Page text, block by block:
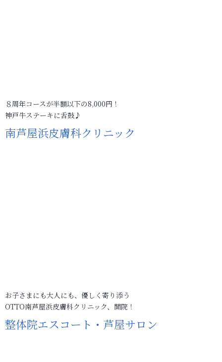
８周年コースが半額以下の8,000円！
神戸牛ステーキに舌鼓♪
南芦屋浜皮膚科クリニック
お子さまにも大人にも、優しく寄り添う
OTTO南芦屋浜皮膚科クリニック、開院！
整体院エスコート・芦屋サロン